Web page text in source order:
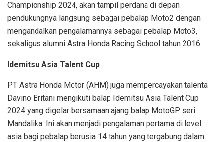
Championship 2024, akan tampil perdana di depan
pendukungnya langsung sebagai pebalap Moto2 dengan
mengandalkan pengalamannya sebagai pebalap Moto3,
sekaligus alumni Astra Honda Racing School tahun 2016.
Idemitsu Asia Talent Cup
PT Astra Honda Motor (AHM) juga mempercayakan talenta
Davino Britani mengikuti balap Idemitsu Asia Talent Cup
2024 yang digelar bersamaan ajang balap MotoGP seri
Mandalika. Ini akan menjadi pengalaman pertama di level
asia bagi pebalap berusia 14 tahun yang tergabung dalam